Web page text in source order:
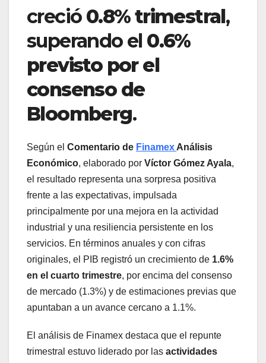
creció 0.8% trimestral,
superando el 0.6%
previsto por el
consenso de
Bloomberg.
Según el Comentario de Finamex Análisis
Económico, elaborado por Víctor Gómez Ayala,
el resultado representa una sorpresa positiva
frente a las expectativas, impulsada
principalmente por una mejora en la actividad
industrial y una resiliencia persistente en los
servicios. En términos anuales y con cifras
originales, el PIB registró un crecimiento de 1.6%
en el cuarto trimestre, por encima del consenso
de mercado (1.3%) y de estimaciones previas que
apuntaban a un avance cercano a 1.1%.
El análisis de Finamex destaca que el repunte
trimestral estuvo liderado por las actividades